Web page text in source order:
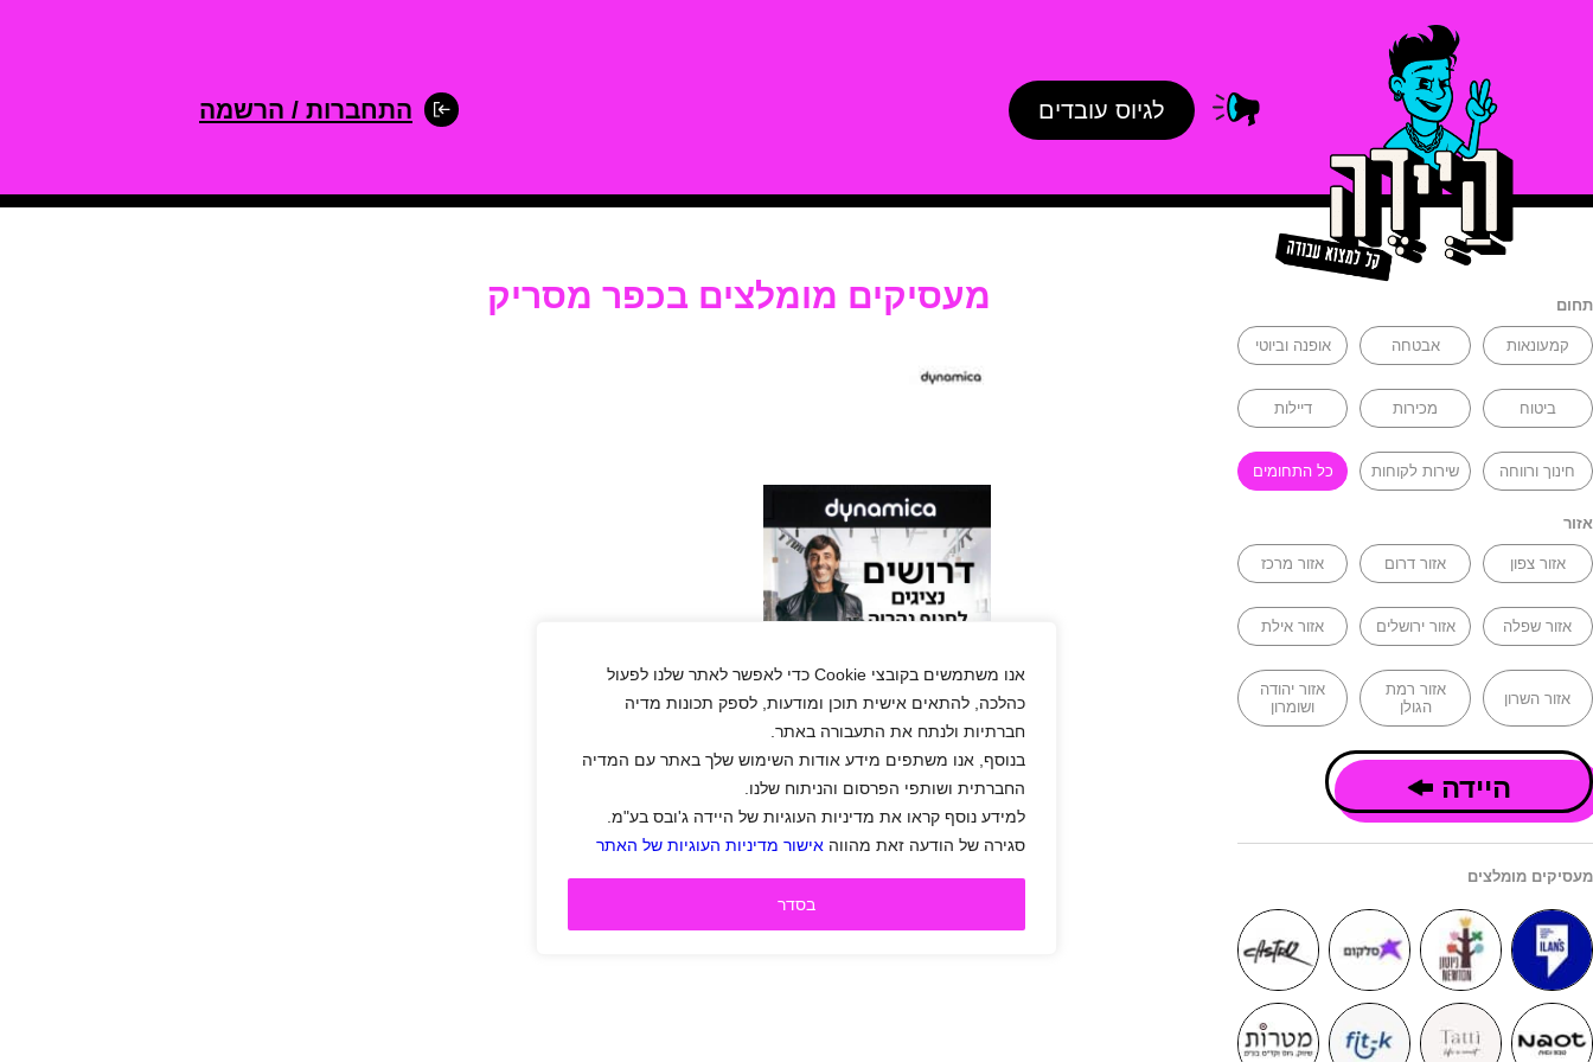
אנו משתמשים בקובצי Cookie כדי לאפשר לאתר שלנו לפעול
כהלכה, להתאים אישית תוכן ומודעות, לספק תכונות מדיה
חברתיות ולנתח את התעבורה באתר.
בנוסף, אנו משתפים מידע אודות השימוש שלך באתר עם המדיה
החברתית ושותפי הפרסום והניתוח שלנו.
למידע נוסף קראו את מדיניות העוגיות של היידה ג'ובס בע"מ.
סגירה של הודעה זאת מהווה אישור מדיניות העוגיות של האתר
בסדר
לגיוס עובדים התחברות / הרשמה
תחום
קמעונאות אבטחה אופנה וביוטי
ביטוח מכירות דיילות
חינוך ורווחה שירות לקוחות כל התחומים
אזור
אזור צפון אזור דרום אזור מרכז
אזור שפלה אזור ירושלים אזור אילת
אזור השרון
אזור רמת
הגולן
אזור יהודה
ושומרון
היידה
מעסיקים מומלצים
מעסיקים מומלצים בכפר מסריק
נציגי/ות מכירות למוקד
בנהריה ללא ימי שישי או
ערבי חג